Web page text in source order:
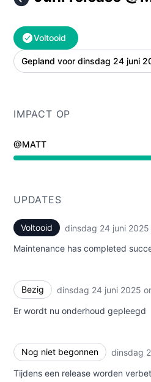
Voltooid
Gepland voor dinsdag 24 juni
IMPACT OP
@MATT
Onderhoud van 3:00 PM naar
UPDATES
Voltooid dinsdag 24 juni 2025
Maintenance has completed
Bezig dinsdag 24 juni 2025
Er wordt nu onderhoud gepleegd
Nog niet begonnen dinsdag
Tijdens een release worden